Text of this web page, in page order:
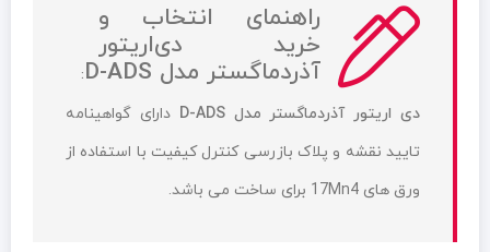
راهنمای انتخاب و
خرید دی‌اریتور
آذردماگستر مدل D-ADS
:
دی اریتور آذردماگستر مدل D-ADS
دارای گواهینامه
تایید نقشه و پلاک بازرسی کنترل کیفیت با استفاده از
ورق های 17Mn4 برای ساخت می باشد.